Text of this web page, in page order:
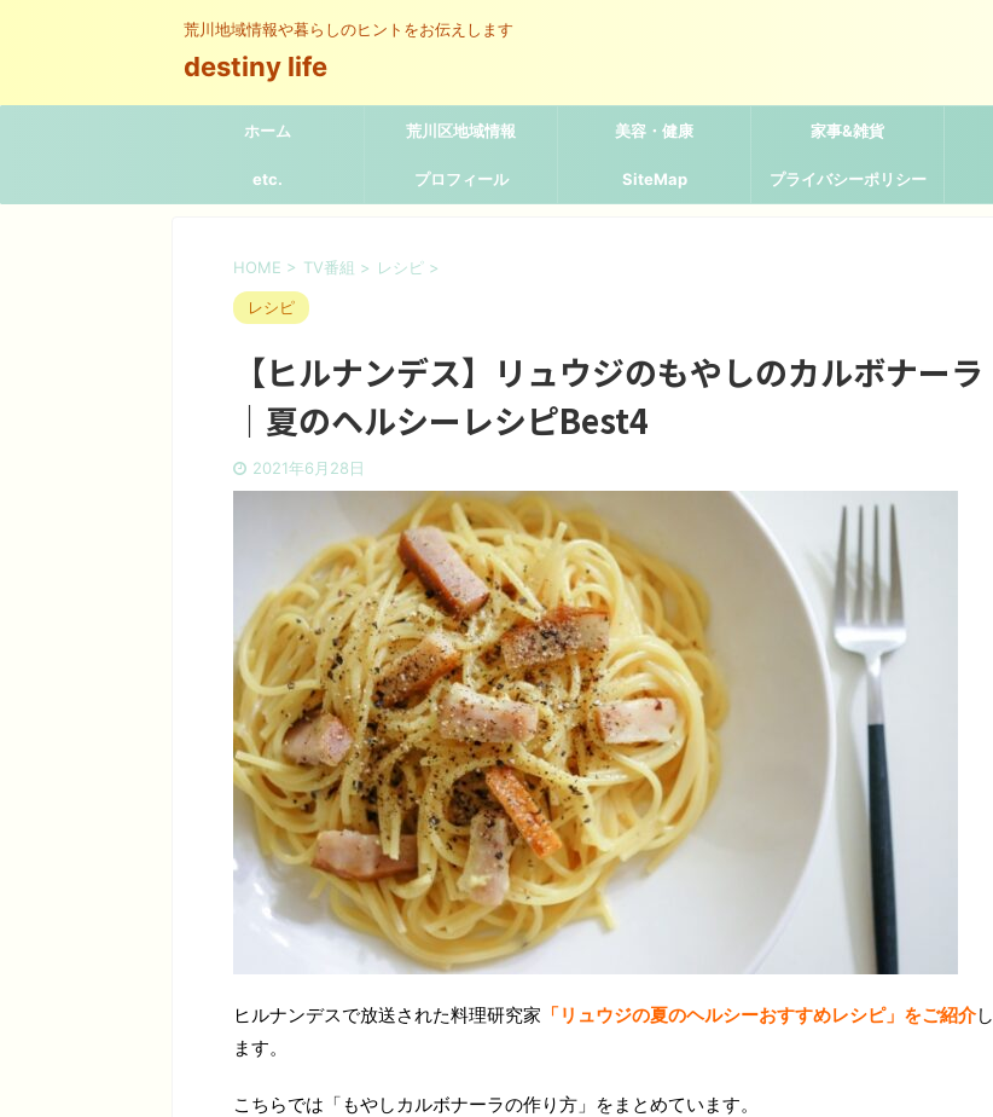
荒川地域情報や暮らしのヒントをお伝えします
destiny life
ホーム 荒川区地域情報 美容・健康 家事&雑貨
etc. プロフィール SiteMap プライバシーポリシー
HOME > TV番組 > レシピ >
レシピ
【ヒルナンデス】リュウジのもやしのカルボナーラ
｜夏のヘルシーレシピBest4
2021年6月28日
ヒルナンデスで放送された料理研究家 「リュウジの夏のヘルシーおすすめレシピ」をご紹介し
ます。
こちらでは「もやしカルボナーラの作り方」をまとめています。